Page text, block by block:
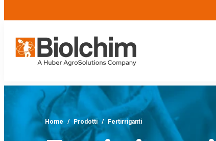
Home / Prodotti / Fertirriganti